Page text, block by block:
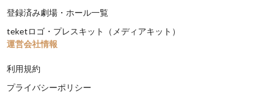
登録済み劇場・ホール一覧
teketロゴ・プレスキット（メディアキット）
運営会社情報
利用規約
プライバシーポリシー